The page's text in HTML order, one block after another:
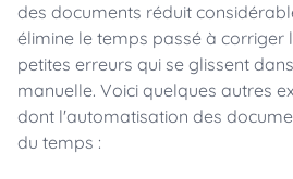
des documents réduit
élimine le temps passé à corriger
petites erreurs qui se glissent
manuelle. Voici quelques autres
dont l'automatisation des
du temps :